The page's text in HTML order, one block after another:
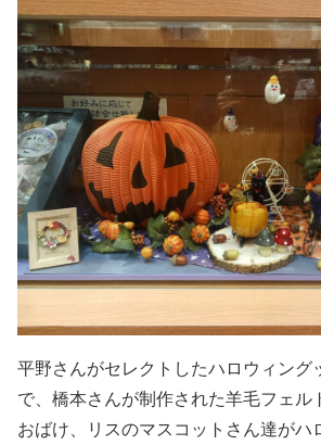
平野さんがセレクトしたハロウィング
で、橋本さんが制作された羊毛フェル
おばけ、リスのマスコットさん達がハ